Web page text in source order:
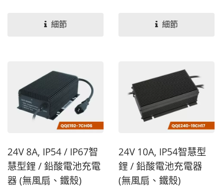
細節
細節
24V 8A, IP54 / IP67智
慧型鋰 / 鉛酸電池充電
器 (無風扇、鐵殼)
24V 10A, IP54智慧型
鋰 / 鉛酸電池充電器
(無風扇、鐵殼)